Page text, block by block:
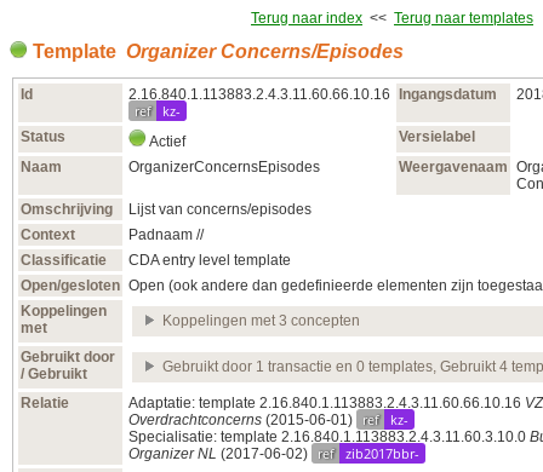
Terug naar index << Terug naar templates
Template Organizer Concerns/Episodes
Id 2.16.840.1.113883.2.4.3.11.60.66.10.16
ref kz-
Ingangsdatum
Status Actief
Versielabel
Naam
OrganizerConcernsEpisodes Weergavenaam
Omschrijving
Lijst van concerns/episodes
Context
Padnaam //
Classificatie
CDA entry level template
Open/gesloten Open (ook andere dan gedefinieerde elementen zijn
Koppelingen
met
Koppelingen met 3 concepten
Gebruikt door
/ Gebruikt
Gebruikt door 1 transactie en 0 templates, Gebruikt 4
Relatie Adaptatie: template 2.16.840.1.113883.2.4.3.11.60.66.10.16
Overdrachtconcerns (2015‑06‑01) ref kz-
Specialisatie: template 2.16.840.1.113883.2.4.3.11.60.3.10.0
Organizer NL (2017‑06‑02) ref zib2017bbr-